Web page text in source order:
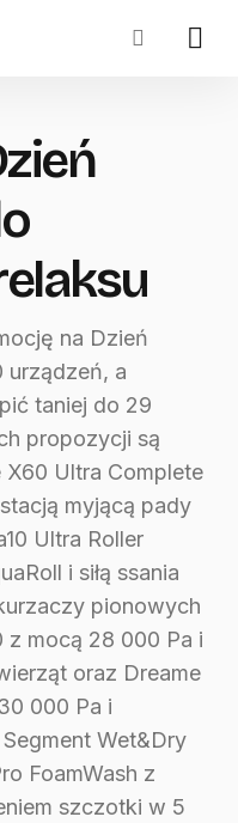
na Dzień
urządzeń, a
taniej do 29
propozycji są
Ultra Complete
myjącą pady
Ultra Roller
i siłą ssania
pionowych
z mocą 28 000 Pa i
oraz Dreame
000 Pa i
Wet&Dry
FoamWash z
szczotki w 5